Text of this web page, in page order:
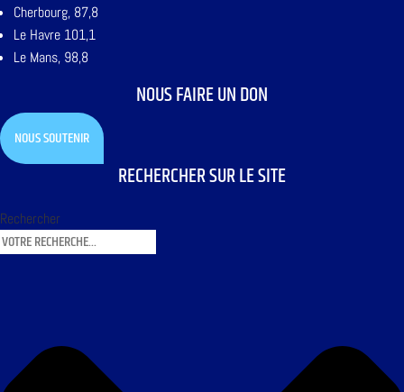
Cherbourg, 87,8
Le Havre 101,1
Le Mans, 98,8
NOUS FAIRE UN DON
NOUS SOUTENIR
RECHERCHER SUR LE SITE
Rechercher